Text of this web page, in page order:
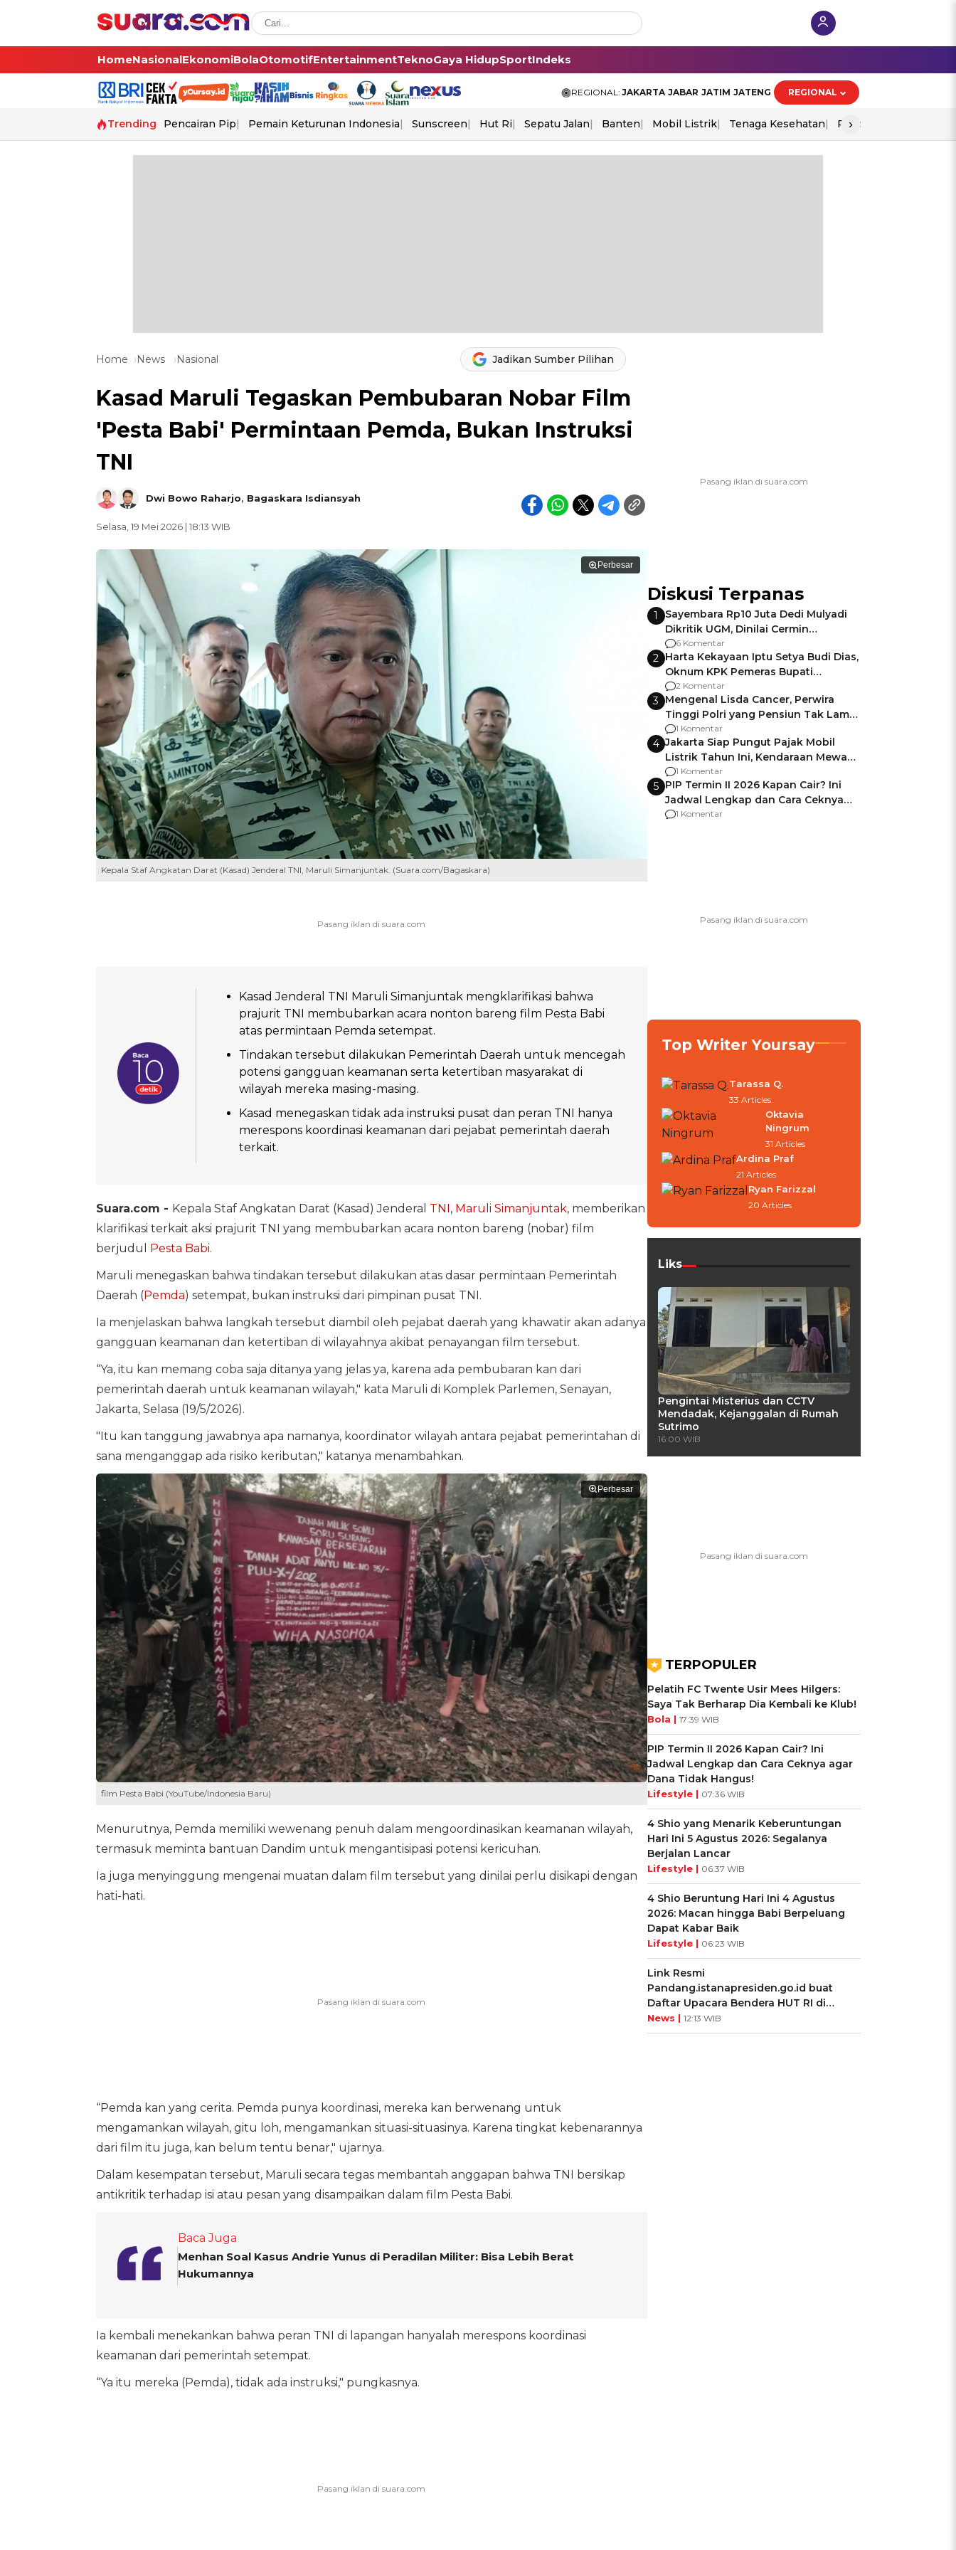
HomeNasionalEkonomiBolaOtomotifEntertainmentTeknoGaya HidupSportIndeks
REGIONAL: JAKARTA JABAR JATIM JATENG REGIONAL
Trending Pencairan Pip Pemain Keturunan Indonesia Sunscreen Hut Ri Sepatu Jalan Banten Mobil Listrik Tenaga Kesehatan Piala Aff 2026
›
Home News Nasional Jadikan Sumber Pilihan
Kasad Maruli Tegaskan Pembubaran Nobar Film
'Pesta Babi' Permintaan Pemda, Bukan Instruksi
TNI
Dwi Bowo Raharjo, Bagaskara Isdiansyah
Selasa, 19 Mei 2026 | 18:13 WIB
Perbesar
Kepala Staf Angkatan Darat (Kasad) Jenderal TNI, Maruli Simanjuntak. (Suara.com/Bagaskara)
Kasad Jenderal TNI Maruli Simanjuntak mengklarifikasi bahwa
prajurit TNI membubarkan acara nonton bareng film Pesta Babi
atas permintaan Pemda setempat.
Tindakan tersebut dilakukan Pemerintah Daerah untuk mencegah
potensi gangguan keamanan serta ketertiban masyarakat di
wilayah mereka masing-masing.
Kasad menegaskan tidak ada instruksi pusat dan peran TNI hanya
merespons koordinasi keamanan dari pejabat pemerintah daerah
terkait.
Suara.com - Kepala Staf Angkatan Darat (Kasad) Jenderal TNI, Maruli Simanjuntak, memberikan
klarifikasi terkait aksi prajurit TNI yang membubarkan acara nonton bareng (nobar) film
berjudul Pesta Babi.
Maruli menegaskan bahwa tindakan tersebut dilakukan atas dasar permintaan Pemerintah
Daerah (Pemda) setempat, bukan instruksi dari pimpinan pusat TNI.
Ia menjelaskan bahwa langkah tersebut diambil oleh pejabat daerah yang khawatir akan adanya
gangguan keamanan dan ketertiban di wilayahnya akibat penayangan film tersebut.
“Ya, itu kan memang coba saja ditanya yang jelas ya, karena ada pembubaran kan dari
pemerintah daerah untuk keamanan wilayah," kata Maruli di Komplek Parlemen, Senayan,
Jakarta, Selasa (19/5/2026).
"Itu kan tanggung jawabnya apa namanya, koordinator wilayah antara pejabat pemerintahan di
sana menganggap ada risiko keributan," katanya menambahkan.
Perbesar
film Pesta Babi (YouTube/Indonesia Baru)
Menurutnya, Pemda memiliki wewenang penuh dalam mengoordinasikan keamanan wilayah,
termasuk meminta bantuan Dandim untuk mengantisipasi potensi kericuhan.
Ia juga menyinggung mengenai muatan dalam film tersebut yang dinilai perlu disikapi dengan
hati-hati.
“Pemda kan yang cerita. Pemda punya koordinasi, mereka kan berwenang untuk
mengamankan wilayah, gitu loh, mengamankan situasi-situasinya. Karena tingkat kebenarannya
dari film itu juga, kan belum tentu benar," ujarnya.
Dalam kesempatan tersebut, Maruli secara tegas membantah anggapan bahwa TNI bersikap
antikritik terhadap isi atau pesan yang disampaikan dalam film Pesta Babi.
Baca Juga
Menhan Soal Kasus Andrie Yunus di Peradilan Militer: Bisa Lebih Berat
Hukumannya
Ia kembali menekankan bahwa peran TNI di lapangan hanyalah merespons koordinasi
keamanan dari pemerintah setempat.
“Ya itu mereka (Pemda), tidak ada instruksi," pungkasnya.
Diskusi Terpanas
1
Sayembara Rp10 Juta Dedi Mulyadi
Dikritik UGM, Dinilai Cermin
Gagalnya Negara Jamin Keamanan
6 Komentar
2 Harta Kekayaan Iptu Setya Budi Dias,
Oknum KPK Pemeras Bupati
Pemalang
2 Komentar
3 Mengenal Lisda Cancer, Perwira
Tinggi Polri yang Pensiun Tak Lama
Usai Jadi Brigjen
1 Komentar
4 Jakarta Siap Pungut Pajak Mobil
Listrik Tahun Ini, Kendaraan Mewah
Kena hingga 75% PKB
1 Komentar
5 PIP Termin II 2026 Kapan Cair? Ini
Jadwal Lengkap dan Cara Ceknya
agar Dana Tidak Hangus!
1 Komentar
Top Writer Yoursay
Tarassa Q.
33 Articles
Oktavia
Ningrum
31 Articles
Ardina Praf
21 Articles
Ryan Farizzal
20 Articles
Liks
Pengintai Misterius dan CCTV
Mendadak, Kejanggalan di Rumah
Sutrimo
16:00 WIB
TERPOPULER
Pelatih FC Twente Usir Mees Hilgers:
Saya Tak Berharap Dia Kembali ke Klub!
Bola | 17:39 WIB
PIP Termin II 2026 Kapan Cair? Ini
Jadwal Lengkap dan Cara Ceknya agar
Dana Tidak Hangus!
Lifestyle | 07:36 WIB
4 Shio yang Menarik Keberuntungan
Hari Ini 5 Agustus 2026: Segalanya
Berjalan Lancar
Lifestyle | 06:37 WIB
4 Shio Beruntung Hari Ini 4 Agustus
2026: Macan hingga Babi Berpeluang
Dapat Kabar Baik
Lifestyle | 06:23 WIB
Link Resmi
Pandang.istanapresiden.go.id buat
Daftar Upacara Bendera HUT RI di
Istana Negara
News | 12:13 WIB